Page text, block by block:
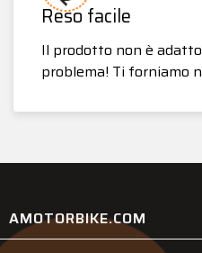
Reso facile
Il prodotto non è
problema! Ti forniamo
AMOTORBIKE.COM